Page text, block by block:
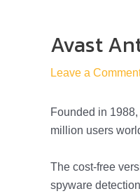
Avast
Leave a
Founded in
million users
The cost-free
spyware
Post